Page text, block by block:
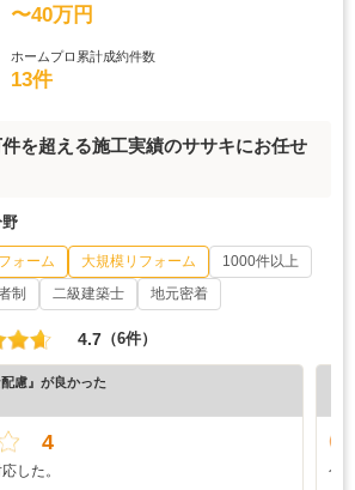
〜40万円
ホームプロ累計成約件数
13件
を超える施工実績のササキにお任せ
ォーム 大規模リフォーム
1000件以上
制 二級建築士 地元密着
4.7 （6件）
慮』が良かった
4
した。 今